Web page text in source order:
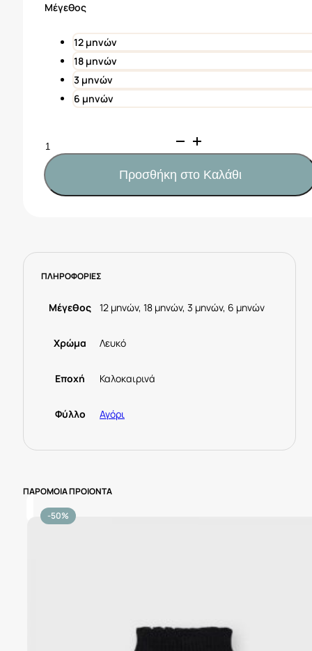
Μέγεθος
12 μηνών
18 μηνών
3 μηνών
6 μηνών
Mayoral
Σετ
2
καλτσάκια
αμπιγιέ
023
μπλέ
Προσθήκη στο Καλάθι
ΠΛΗΡΟΦΟΡΙΕΣ
Μέγεθος 12 μηνών, 18 μηνών, 3 μηνών, 6 μηνών
Χρώμα Λευκό
Εποχή Καλοκαιρινά
Φύλλο Αγόρι
ΠΑΡΟΜΟΙΑ ΠΡΟΙΟΝΤΑ
-50%